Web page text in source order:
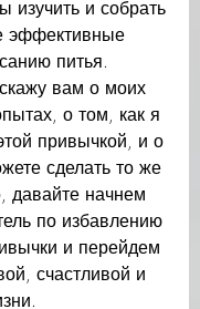
изучить и собрать
эффективные
питья.
вам о моих
о том, как я
привычкой, и о
сделать то же
давайте начнем
по избавлению
и перейдем
счастливой и